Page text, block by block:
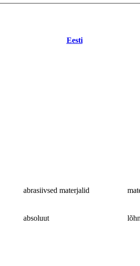
Eesti
abrasiivsed materjalid
absoluut